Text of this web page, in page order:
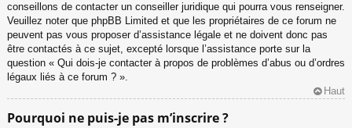
conseillons de contacter un conseiller juridique qui pourra vous renseigner.
Veuillez noter que phpBB Limited et que les propriétaires de ce forum ne
peuvent pas vous proposer d’assistance légale et ne doivent donc pas
être contactés à ce sujet, excepté lorsque l’assistance porte sur la
question « Qui dois-je contacter à propos de problèmes d’abus ou d’ordres
légaux liés à ce forum ? ».
Haut
Pourquoi ne puis-je pas m’inscrire ?